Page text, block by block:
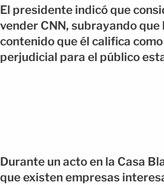
El presidente indicó que
vender CNN, subrayando
contenido que él califica
perjudicial para el público
Durante un acto en la Casa
que existen empresas